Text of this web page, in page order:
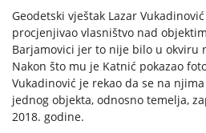
Geodetski vještak Lazar
procjenjivao vlasništvo nad
Barjamovici jer to nije bilo u okviru
Nakon što mu je Katnić pokazao
Vukadinović je rekao da se na
jednog objekta, odnosno temelja,
2018. godine.